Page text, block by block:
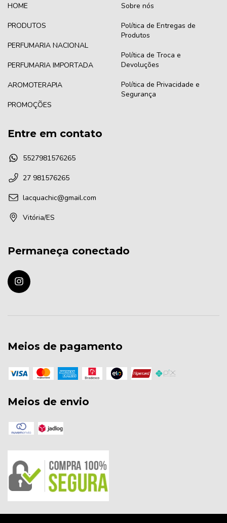
HOME
PRODUTOS
PERFUMARIA NACIONAL
PERFUMARIA IMPORTADA
AROMOTERAPIA
PROMOÇÕES
Sobre nós
Política de Entregas de
Produtos
Política de Troca e
Devoluções
Política de Privacidade e
Segurança
Entre em contato
5527981576265
27 981576265
lacquachic@gmail.com
Vitória/ES
Permaneça conectado
Meios de pagamento
Meios de envio